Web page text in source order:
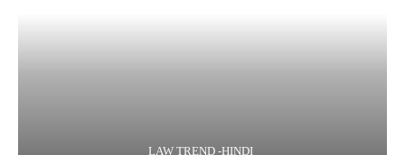
LAW TREND -HINDI